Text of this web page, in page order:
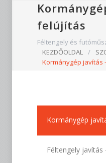
felújítás
Féltengely és
KEZDŐOLDAL /
Kormánygép javítás
Kormánygép
Féltengely javítás